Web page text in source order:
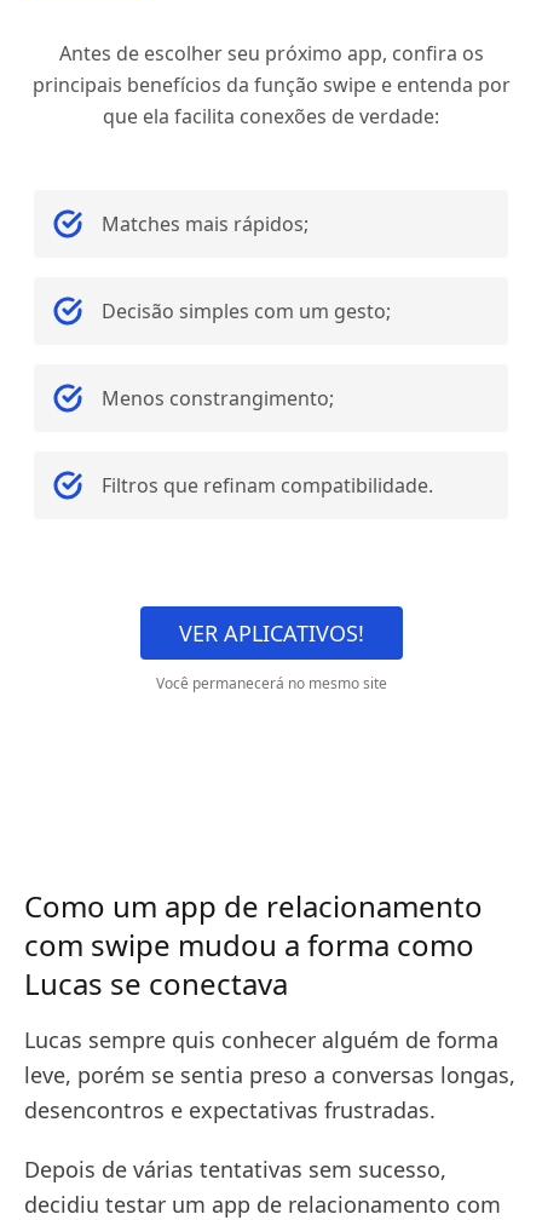
Antes de escolher seu próximo app, confira os
principais benefícios da função swipe e entenda por
que ela facilita conexões de verdade:
Matches mais rápidos;
Decisão simples com um gesto;
Menos constrangimento;
Filtros que refinam compatibilidade.
VER APLICATIVOS!
Você permanecerá no mesmo site
Como um app de relacionamento
com swipe mudou a forma como
Lucas se conectava
Lucas sempre quis conhecer alguém de forma
leve, porém se sentia preso a conversas longas,
desencontros e expectativas frustradas.
Depois de várias tentativas sem sucesso,
decidiu testar um app de relacionamento com